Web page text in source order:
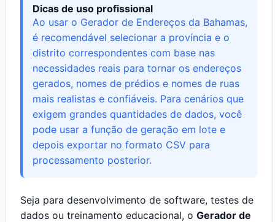
Dicas de uso profissional
Ao usar o Gerador de Endereços da Bahamas,
é recomendável selecionar a província e o
distrito correspondentes com base nas
necessidades reais para tornar os endereços
gerados, nomes de prédios e nomes de ruas
mais realistas e confiáveis. Para cenários que
exigem grandes quantidades de dados, você
pode usar a função de geração em lote e
depois exportar no formato CSV para
processamento posterior.
Seja para desenvolvimento de software, testes de
dados ou treinamento educacional, o Gerador de